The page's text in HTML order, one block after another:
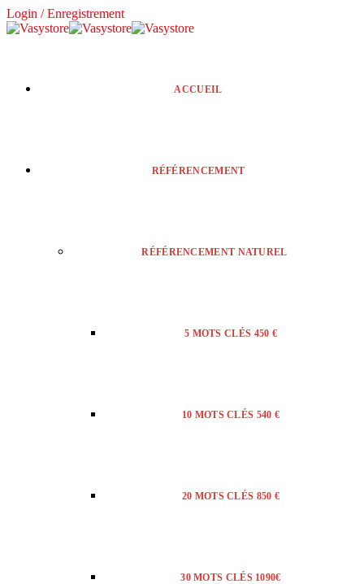
Login / Enregistrement
ACCUEIL
RÉFÉRENCEMENT
RÉFÉRENCEMENT NATUREL
5 MOTS CLÉS 450 €
10 MOTS CLÉS 540 €
20 MOTS CLÉS 850 €
30 MOTS CLÉS 1090€